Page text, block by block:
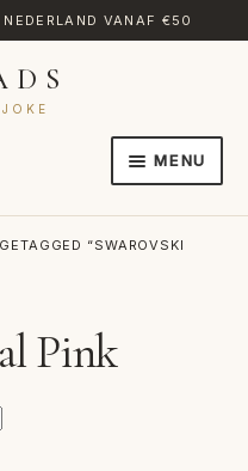
VANAF €50
MENU
“SWAROVSKI
Pink